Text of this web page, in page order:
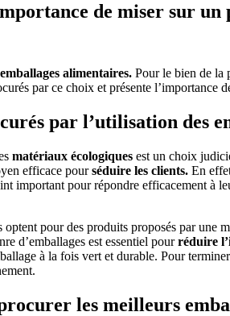
de miser sur un
emballages alimentaires. Pour le bien de la
par ce choix et présente l’importance
par l’utilisation des
matériaux écologiques est un choix
efficace pourséduire les clients. En
important pour répondre efficacement à
pour des produits proposés par une
d’emballages est essentiel pourréduire
à la fois vert et durable. Pour
les meilleurs